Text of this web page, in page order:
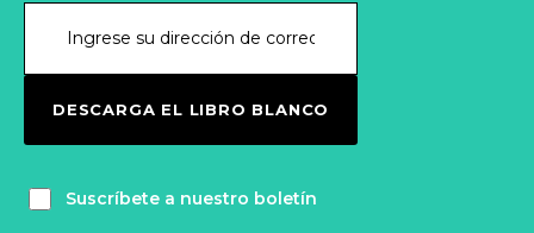
DESCARGA EL LIBRO BLANCO
Suscríbete a nuestro boletín